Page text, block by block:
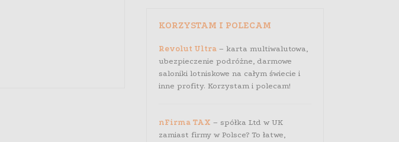
KORZYSTAM I POLECAM
Revolut Ultra– karta multiwalutowa,
ubezpieczenie podróżne, darmowe
saloniki lotniskowe na całym świecie i
inne profity. Korzystam i polecam!
nFirma TAX – spółka Ltd w UK
zamiast firmy w Polsce? To łatwe,